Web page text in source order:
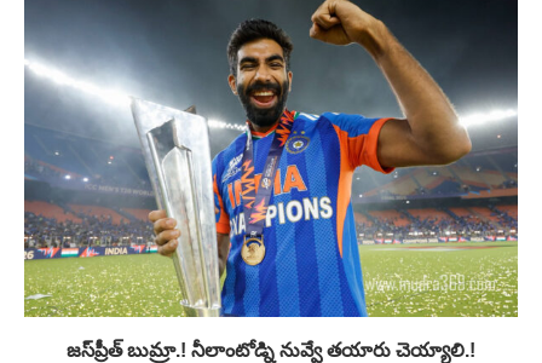
జస్‌ప్రీత్ బుమ్రా.! నీలాంటోడ్ని నువ్వే తయారు చెయ్యాలి.!